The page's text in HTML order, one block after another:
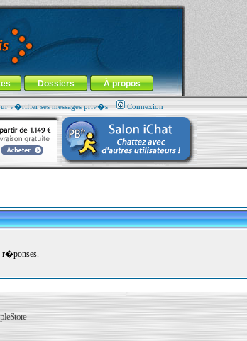
Dossiers À propos
v�rifier ses messages priv�s Connexion
r�ponses.